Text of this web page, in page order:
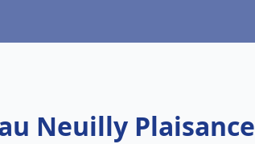
Neuilly Plaisance